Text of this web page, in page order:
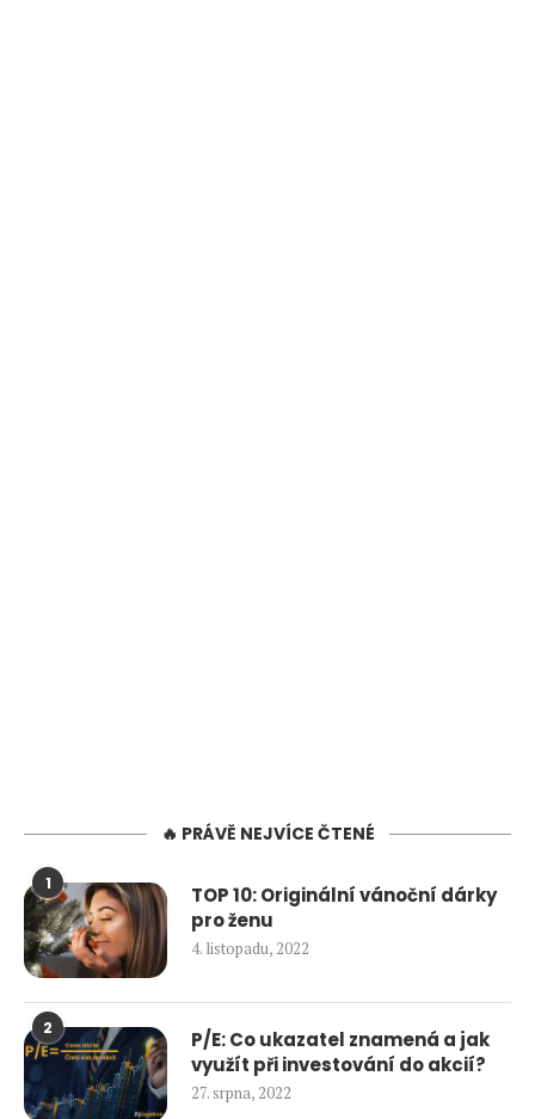
🔥 PRÁVĚ NEJVÍCE ČTENÉ
1
TOP 10: Originální vánoční dárky
pro ženu
4. listopadu, 2022
2
P/E: Co ukazatel znamená a jak
využít při investování do akcií?
27. srpna, 2022